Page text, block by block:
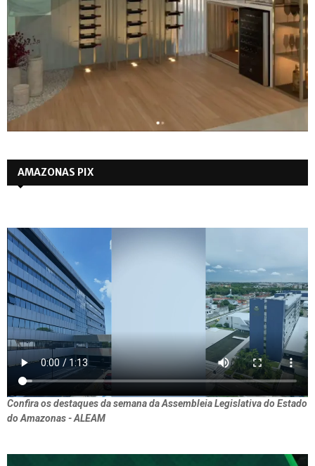
AMAZONAS PIX
Confira os destaques da semana da Assembleia Legislativa do Estado
do Amazonas - ALEAM